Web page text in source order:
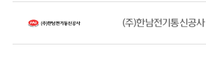
(주)한남전기통신공사